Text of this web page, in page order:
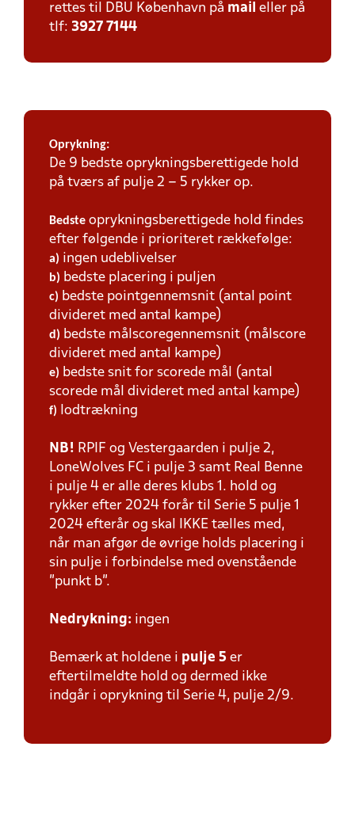
rettes til DBU København på mail eller på
tlf: 3927 7144
Oprykning:
De 9 bedste oprykningsberettigede hold
på tværs af pulje 2 – 5 rykker op.
Bedste oprykningsberettigede hold findes
efter følgende i prioriteret rækkefølge:
a) ingen udeblivelser
b) bedste placering i puljen
c) bedste pointgennemsnit (antal point
divideret med antal kampe)
d) bedste målscoregennemsnit (målscore
divideret med antal kampe)
e) bedste snit for scorede mål (antal
scorede mål divideret med antal kampe)
f) lodtrækning
NB! RPIF og Vestergaarden i pulje 2,
LoneWolves FC i pulje 3 samt Real Benne
i pulje 4 er alle deres klubs 1. hold og
rykker efter 2024 forår til Serie 5 pulje 1
2024 efterår og skal IKKE tælles med,
når man afgør de øvrige holds placering i
sin pulje i forbindelse med ovenstående
”punkt b”.
Nedrykning: ingen
Bemærk at holdene i pulje 5 er
eftertilmeldte hold og dermed ikke
indgår i oprykning til Serie 4, pulje 2/9.